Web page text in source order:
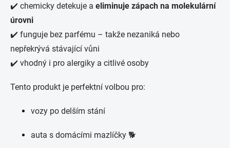
✔️ chemicky detekuje a eliminuje zápach na molekulární
úrovni
✔️ funguje bez parfému – takže nezaniká nebo
nepřekrývá stávající vůni
✔️ vhodný i pro alergiky a citlivé osoby
Tento produkt je perfektní volbou pro:
vozy po delším stání
auta s domácími mazlíčky 🐕